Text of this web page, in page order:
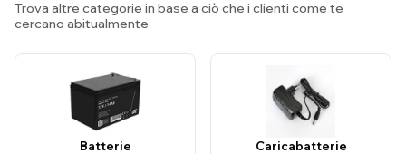
Trova altre categorie in base a ciò che i clienti come te
cercano abitualmente
Batterie Caricabatterie